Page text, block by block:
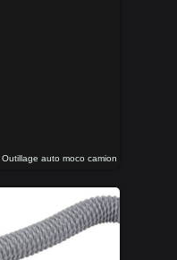
Outillage auto moco camion